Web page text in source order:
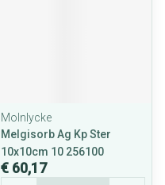
Molnlycke
Melgisorb Ag Kp Ster
10x10cm 10 256100
€ 60,17